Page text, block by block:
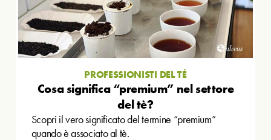
PROFESSIONISTI DEL TÉ
Cosa significa “premium” nel settore
del tè?
Scopri il vero significato del termine “premium”
quando è associato al tè.